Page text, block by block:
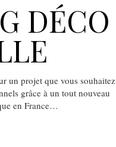
DÉCO
un projet que vous souhaitez
grâce à un tout nouveau
en France…